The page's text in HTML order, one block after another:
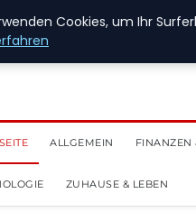
ALLGEMEIN FINANZEN
ZUHAUSE & LEBEN
Cookies, um Ihr